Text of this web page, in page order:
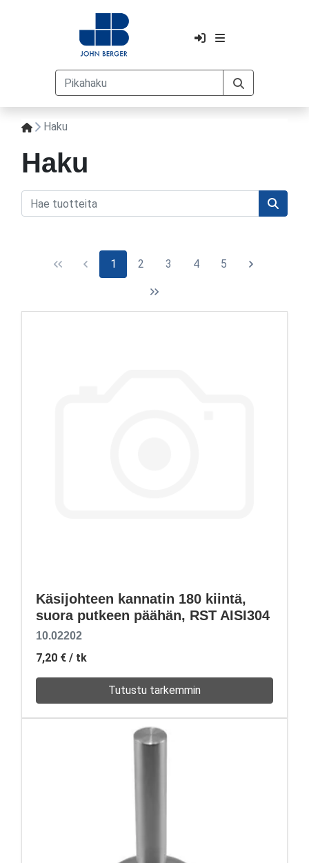
Haku
Haku
1 2 3 4 5
Käsijohteen kannatin 180 kiintä,
suora putkeen päähän, RST AISI304
10.02202
7,20 € / tk
Tutustu tarkemmin